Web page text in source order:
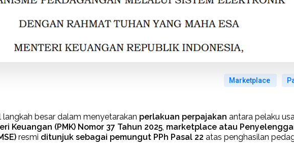
Marketplace
besar dalam menyetarakan perlakuan perpajakan antara pelaku
Keuangan (PMK) Nomor 37 Tahun 2025, marketplace atau
resmi ditunjuk sebagai pemungut PPh Pasal 22 atas penghasilan